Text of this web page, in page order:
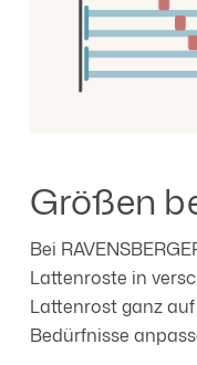
Größen
Bei
Lattenroste in
Lattenrost ganz
Bedürfnisse